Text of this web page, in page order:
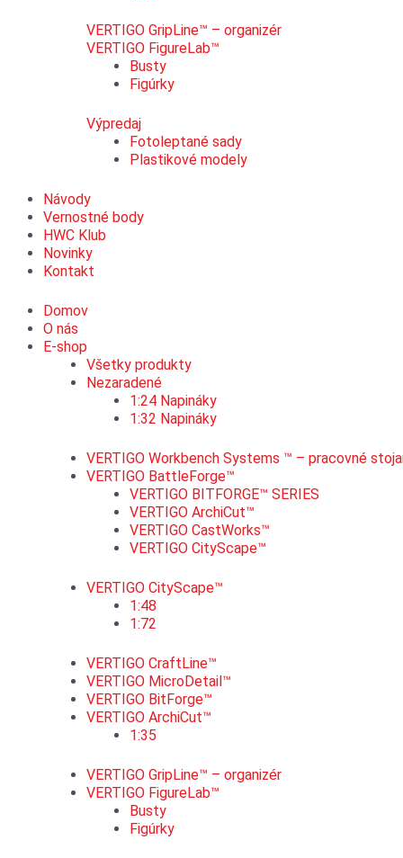
VERTIGO GripLine™ – organizér
VERTIGO FigureLab™
Busty
Figúrky
Výpredaj
Fotoleptané sady
Plastikové modely
Návody
Vernostné body
HWC Klub
Novinky
Kontakt
Domov
O nás
E-shop
Všetky produkty
Nezaradené
1:24 Napináky
1:32 Napináky
VERTIGO Workbench Systems ™ – pracovné
VERTIGO BattleForge™
VERTIGO BITFORGE™ SERIES
VERTIGO ArchiCut™
VERTIGO CastWorks™
VERTIGO CityScape™
VERTIGO CityScape™
1:48
1:72
VERTIGO CraftLine™
VERTIGO MicroDetail™
VERTIGO BitForge™
VERTIGO ArchiCut™
1:35
VERTIGO GripLine™ – organizér
VERTIGO FigureLab™
Busty
Figúrky